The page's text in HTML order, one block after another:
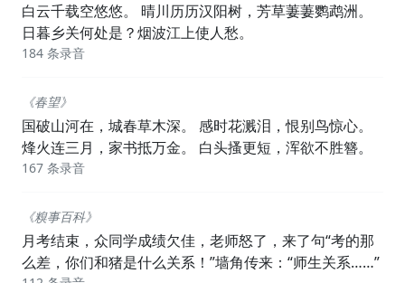
白云千载空悠悠。 晴川历历汉阳树，芳草萋萋鹦鹉洲。
日暮乡关何处是？烟波江上使人愁。
184 条录音
《春望》
国破山河在，城春草木深。 感时花溅泪，恨别鸟惊心。
烽火连三月，家书抵万金。 白头搔更短，浑欲不胜簪。
167 条录音
《糗事百科》
月考结束，众同学成绩欠佳，老师怒了，来了句“考的那
么差，你们和猪是什么关系！”墙角传来：“师生关系……”